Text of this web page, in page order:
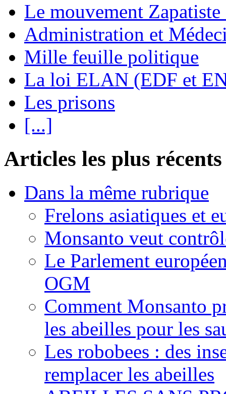
Le mouvement
Administration et
Mille feuille politique
La loi ELAN (EDF et
Les prisons
[...]
Articles les plus récents
Dans la même rubrique
Frelons asiatiques et
Monsanto veut
Le Parlement
OGM
Comment Monsanto
les abeilles pour les
Les robobees : des
remplacer les abeilles